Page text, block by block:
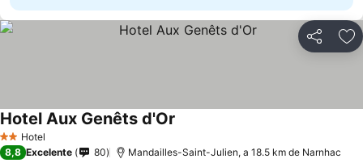
Partilhar
2 Estrelas
Hotel
Hotel Aux Genêts d'Or
8,8 Excelente 80 Mandailles-Saint-Julien, a 18.5 km de Narnhac